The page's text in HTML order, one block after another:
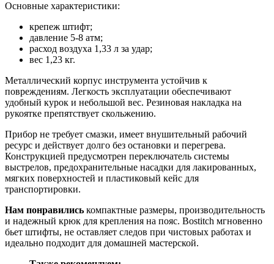
Основные характеристики:
крепеж штифт;
давление 5-8 атм;
расход воздуха 1,33 л за удар;
вес 1,23 кг.
Металлический корпус инструмента устойчив к
повреждениям. Легкость эксплуатации обеспечивают
удобный курок и небольшой вес. Резиновая накладка на
рукоятке препятствует скольжению.
Прибор не требует смазки, имеет внушительный рабочий
ресурс и действует долго без остановки и перегрева.
Конструкцией предусмотрен переключатель системы
выстрелов, предохранительные насадки для лакированных,
мягких поверхностей и пластиковый кейс для
транспортировки.
Нам понравились компактные размеры, производительность
и надежный крюк для крепления на пояс. Bostitch мгновенно
бьет штифты, не оставляет следов при чистовых работах и
идеально подходит для домашней мастерской.